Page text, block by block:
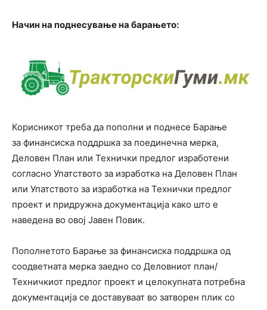
Начин на поднесување на барањето:
Корисникот треба да пополни и поднесе Барање
за финансиска поддршка за поединечна мерка,
Деловен План или Технички предлог изработени
согласно Упатството за изработка на Деловен План
или Упатството за изработка на Технички предлог
проект и придружна документација како што е
наведена во овој Јавен Повик.
Пополнетото Барање за финансиска поддршка од
соодветната мерка заедно со Деловниот план/
Техничкиот предлог проект и целокупната потребна
документација се доставуваат во затворен плик со